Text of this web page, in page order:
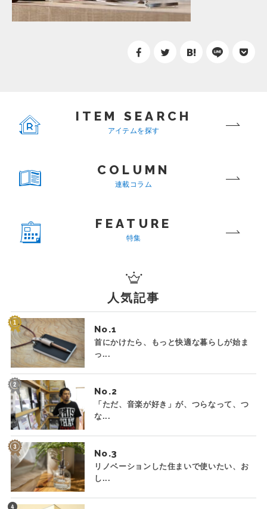
ITEM SEARCH
アイテムを探す
COLUMN
連載コラム
FEATURE
特集
人気記事
No.
首にかけたら、もっと快適な暮らしが始ま
っ...
No.
「ただ、音楽が好き」が、つらなって、つ
な...
No.
リノベーションした住まいで使いたい、お
し...